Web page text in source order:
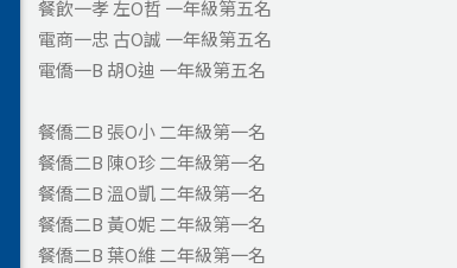
餐飲一孝 左O哲 一年級第五名
電商一忠 古O誠 一年級第五名
電僑一B 胡O迪 一年級第五名
餐僑二B 張O小 二年級第一名
餐僑二B 陳O珍 二年級第一名
餐僑二B 溫O凱 二年級第一名
餐僑二B 黃O妮 二年級第一名
餐僑二B 葉O維 二年級第一名